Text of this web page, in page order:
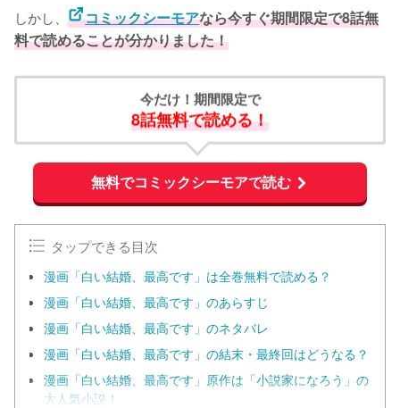
しかし、 コミックシーモアなら今すぐ期間限定で8話無
料で読めることが分かりました！
今だけ！期間限定で
8話無料で読める！
無料でコミックシーモアで読む
タップできる目次
漫画「白い結婚、最高です」は全巻無料で読める？
漫画「白い結婚、最高です」のあらすじ
漫画「白い結婚、最高です」のネタバレ
漫画「白い結婚、最高です」の結末・最終回はどうなる？
漫画「白い結婚、最高です」原作は「小説家になろう」の
大人気小説！